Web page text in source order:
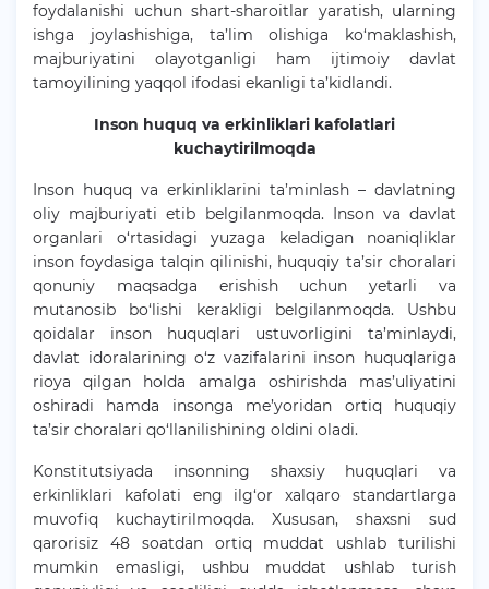
foydalanishi uchun shart-sharoitlar yaratish, ularning
ishga joylashishiga, ta’lim olishiga ko‘maklashish,
majburiyatini olayotganligi ham ijtimoiy davlat
tamoyilining yaqqol ifodasi ekanligi ta’kidlandi.
Inson huquq va erkinliklari kafolatlari
kuchaytirilmoqda
Inson huquq va erkinliklarini ta’minlash – davlatning
oliy majburiyati etib belgilanmoqda. Inson va davlat
organlari o‘rtasidagi yuzaga keladigan noaniqliklar
inson foydasiga talqin qilinishi, huquqiy ta’sir choralari
qonuniy maqsadga erishish uchun yetarli va
mutanosib bo‘lishi kerakligi belgilanmoqda. Ushbu
qoidalar inson huquqlari ustuvorligini ta’minlaydi,
davlat idoralarining o‘z vazifalarini inson huquqlariga
rioya qilgan holda amalga oshirishda mas’uliyatini
oshiradi hamda insonga me’yoridan ortiq huquqiy
ta’sir choralari qo‘llanilishining oldini oladi.
Konstitutsiyada insonning shaxsiy huquqlari va
erkinliklari kafolati eng ilg‘or xalqaro standartlarga
muvofiq kuchaytirilmoqda. Xususan, shaxsni sud
qarorisiz 48 soatdan ortiq muddat ushlab turilishi
mumkin emasligi, ushbu muddat ushlab turish